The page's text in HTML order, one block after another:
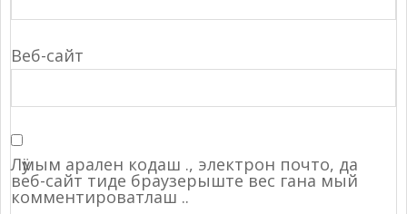
Веб-сайт
Лӱмым арален кодаш ., электрон почто, да
веб-сайт тиде браузерыште вес гана мый
комментироватлаш ..